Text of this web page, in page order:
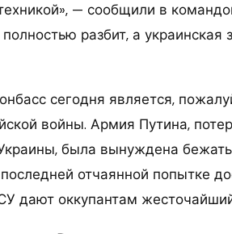
— сообщили в
полностью разбит, а
сегодня является,
войны. Армия Путина,
была вынуждена
отчаянной попытке
дают оккупантам